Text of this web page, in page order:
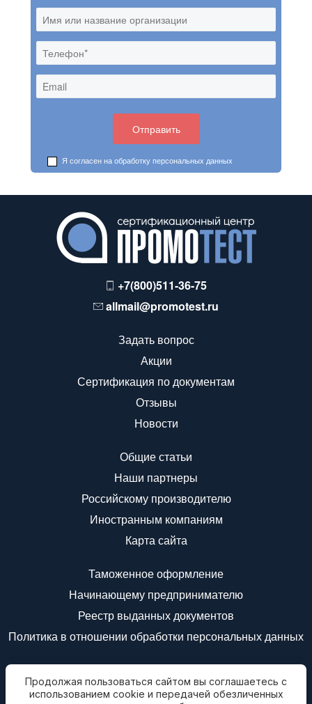
Я согласен на обработкуперсональных данных
+7(800)511-36-75
allmail@promotest.ru
Задать вопрос
Акции
Сертификация по документам
Отзывы
Новости
Общие статьи
Наши партнеры
Российскому производителю
Иностранным компаниям
Карта сайта
Таможенное оформление
Начинающему предпринимателю
Реестр выданных документов
Политика в отношении обработки персональных данных
Мы в соц.сетях
Подписаться на
Продолжая пользоваться сайтом вы соглашаетесь с
использованием cookie и передачей обезличенных